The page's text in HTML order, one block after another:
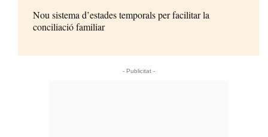
Nou sistema d’estades temporals per facilitar la
conciliació familiar
- Publicitat -